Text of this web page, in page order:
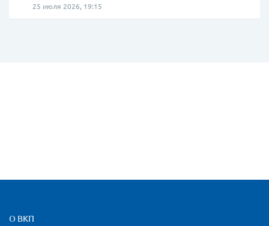
25 июля 2026, 19:15
Карта сайта и контактная
О ВКП